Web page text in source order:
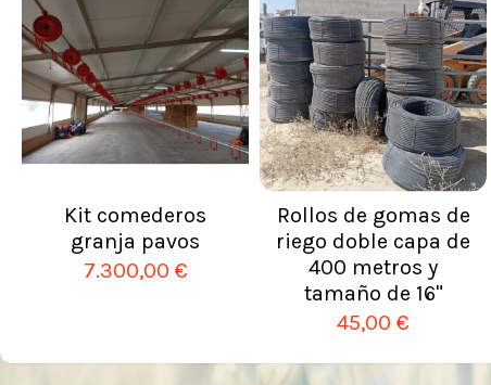
Kit comederos
granja pavos
7.300,00 €
Rollos de gomas de
riego doble capa de
400 metros y
tamaño de 16"
45,00 €